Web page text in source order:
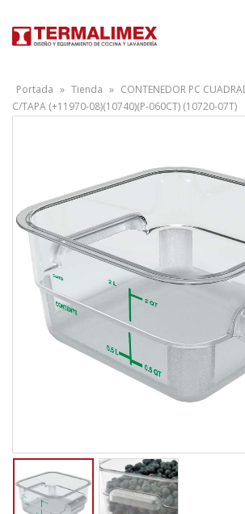
Portada » Tienda » CONTENEDOR PC
C/TAPA (+11970-08)(10740)(P-060CT) (10720-07T)